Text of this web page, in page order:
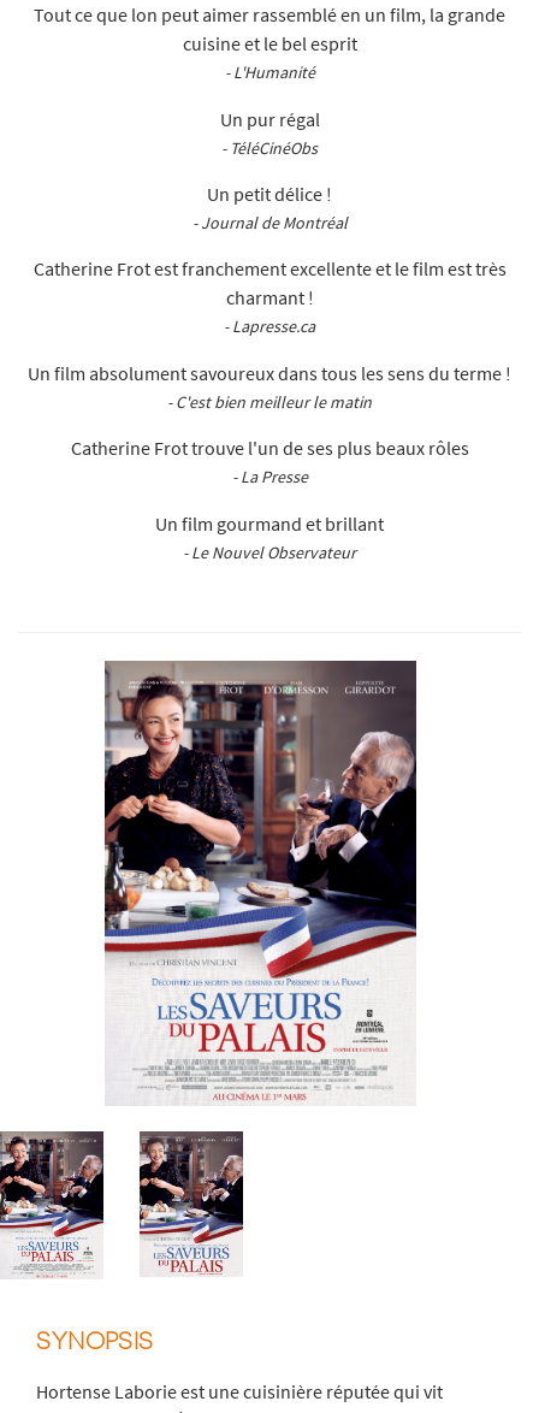
Tout ce que lon peut aimer rassemblé en un film, la grande
cuisine et le bel esprit
- L'Humanité
Un pur régal
- TéléCinéObs
Un petit délice !
- Journal de Montréal
Catherine Frot est franchement excellente et le film est très
charmant !
- Lapresse.ca
Un film absolument savoureux dans tous les sens du terme !
- C'est bien meilleur le matin
Catherine Frot trouve l'un de ses plus beaux rôles
- La Presse
Un film gourmand et brillant
- Le Nouvel Observateur
SYNOPSIS
Hortense Laborie est une cuisinière réputée qui vit